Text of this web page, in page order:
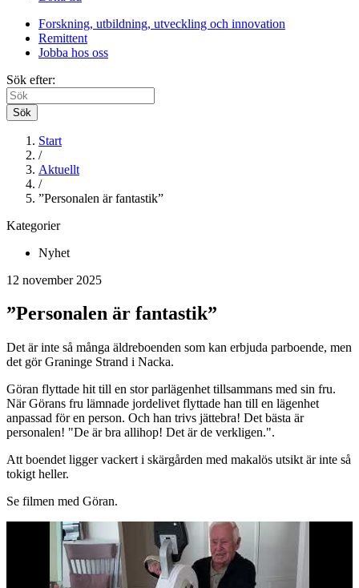
Forskning, utbildning, utveckling och innovation
Remittent
Jobba hos oss
Sök efter:
Sök
Start
/
Aktuellt
/
”Personalen är fantastik”
Kategorier
Nyhet
12 november 2025
”Personalen är fantastik”
Det är inte så många äldreboenden som kan erbjuda parboende, men
det gör Graninge Strand i Nacka.
Göran flyttade hit till en stor parlägenhet tillsammans med sin fru.
När Görans fru lämnade jordelivet flyttade han till en lägenhet
anpassad för en person. Och han trivs jättebra! Det bästa är
personalen! "De är bra allihop! Det är de verkligen.".
Att boendet ligger vackert i skärgården med makalös utsikt är inte så
tokigt heller.
Se filmen med Göran.